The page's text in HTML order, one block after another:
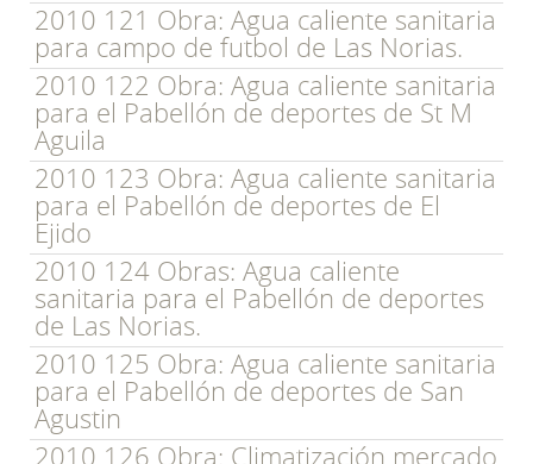
2010 121 Obra: Agua caliente sanitaria
para campo de futbol de Las Norias.
2010 122 Obra: Agua caliente sanitaria
para el Pabellón de deportes de St M
Aguila
2010 123 Obra: Agua caliente sanitaria
para el Pabellón de deportes de El
Ejido
2010 124 Obras: Agua caliente
sanitaria para el Pabellón de deportes
de Las Norias.
2010 125 Obra: Agua caliente sanitaria
para el Pabellón de deportes de San
Agustin
2010 126 Obra: Climatización mercado